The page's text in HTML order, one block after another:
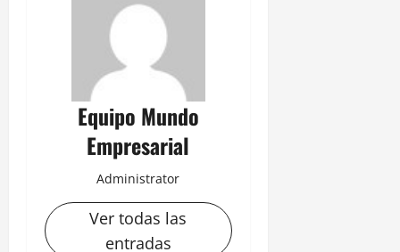
Equipo Mundo
Empresarial
Administrator
Ver todas las
entradas